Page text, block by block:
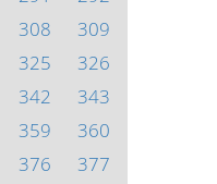
308
309
325
326
342
343
359
360
376
377